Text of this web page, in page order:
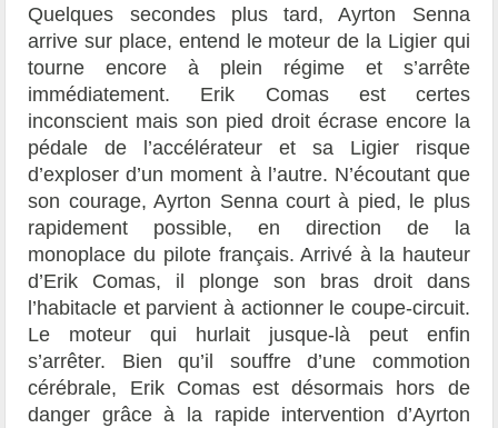
Quelques secondes plus tard, Ayrton Senna
arrive sur place, entend le moteur de la Ligier qui
tourne encore à plein régime et s’arrête
immédiatement. Erik Comas est certes
inconscient mais son pied droit écrase encore la
pédale de l’accélérateur et sa Ligier risque
d’exploser d’un moment à l’autre. N’écoutant que
son courage, Ayrton Senna court à pied, le plus
rapidement possible, en direction de la
monoplace du pilote français. Arrivé à la hauteur
d’Erik Comas, il plonge son bras droit dans
l’habitacle et parvient à actionner le coupe-circuit.
Le moteur qui hurlait jusque-là peut enfin
s’arrêter. Bien qu’il souffre d’une commotion
cérébrale, Erik Comas est désormais hors de
danger grâce à la rapide intervention d’Ayrton